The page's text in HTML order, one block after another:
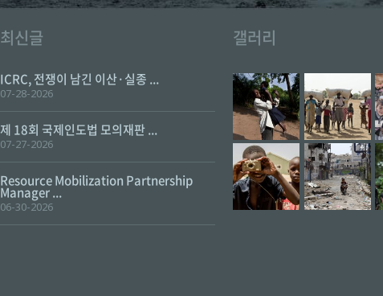
최신글
ICRC, 전쟁이 남긴 이산·실종 ...
07-28-2026
제 18회 국제인도법 모의재판 ...
07-27-2026
Resource Mobilization Partnership
Manager ...
06-30-2026
갤러리